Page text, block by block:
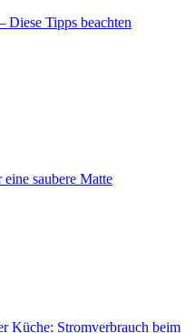
Diese Tipps beachten
saubere Matte
Küche: Stromverbrauch beim